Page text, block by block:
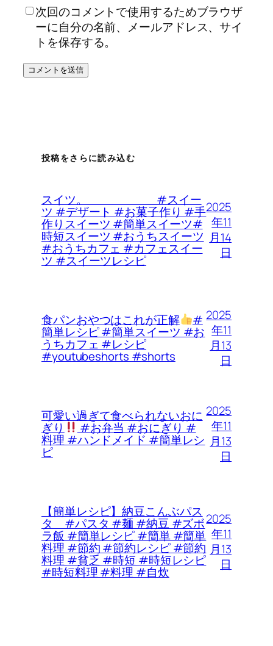
次回のコメントで使用するためブラウザ
ーに自分の名前、メールアドレス、サイ
トを保存する。
投稿をさらに読み込む
スイツ。 #スイー
ツ #デザート #お菓子作り #手
作りスイーツ #簡単スイーツ#
時短スイーツ #おうちスイーツ
#おうちカフェ #カフェスイー
ツ #スイーツレシピ
2025
年11
月14
日
食パンおやつはこれが正解 #
簡単レシピ #簡単スイーツ #お
うちカフェ #レシピ
#youtubeshorts #shorts
2025
年11
月13
日
可愛い過ぎて食べられないおに
ぎり #お弁当 #おにぎり #
料理 #ハンドメイド #簡単レシ
ピ
2025
年11
月13
日
【簡単レシピ】納豆こんぶパス
タ #パスタ #麺 #納豆 #ズボ
ラ飯 #簡単レシピ #簡単 #簡単
料理 #節約 #節約レシピ #節約
料理 #貧乏 #時短 #時短レシピ
#時短料理 #料理 #自炊
2025
年11
月13
日